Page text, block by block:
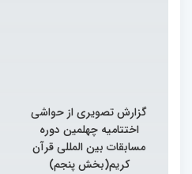
گزارش تصویری از حواشی
اختتامیه چهلمین دوره
مسابقات بین المللی قرآن
کریم(بخش پنجم)